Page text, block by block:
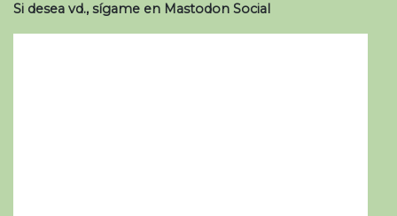
Si desea vd., sígame en Mastodon Social